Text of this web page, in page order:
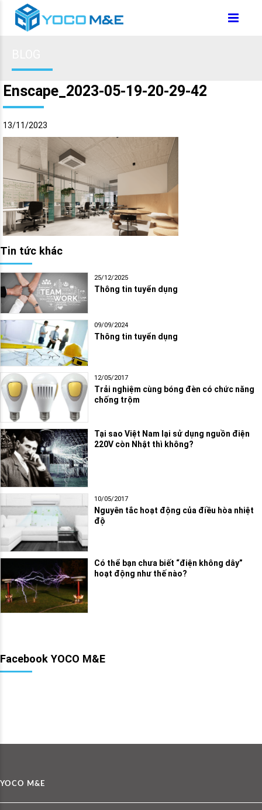
Enscape_2023-05-19-20-29-42
13/11/2023
Tin tức khác
25/12/2025
Thông tin tuyển dụng
09/09/2024
Thông tin tuyển dụng
12/05/2017
Trải nghiệm cùng bóng đèn có chức năng
chống trộm
Tại sao Việt Nam lại sử dụng nguồn điện
220V còn Nhật thì không?
10/05/2017
Nguyên tắc hoạt động của điều hòa nhiệt
độ
Có thể bạn chưa biết “điện không dây”
hoạt động như thế nào?
Facebook YOCO M&E
YOCO M&E